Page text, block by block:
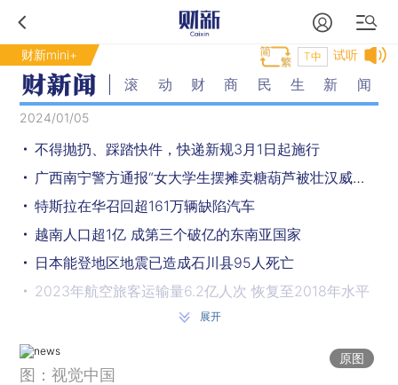
财新mini+ 试听
T中
滚动财商民生新闻
2024/01/05
不得抛扔、踩踏快件，快递新规3月1日起施行
广西南宁警方通报“女大学生摆摊卖糖葫芦被壮汉威胁”：行拘3人
特斯拉在华召回超161万辆缺陷汽车
越南人口超1亿 成第三个破亿的东南亚国家
日本能登地区地震已造成石川县95人死亡
2023年航空旅客运输量6.2亿人次 恢复至2018年水平
涉视听作品、剧本杀等 最高检发布惩治侵犯著作权犯罪典型案例
展开
原图
图：视觉中国